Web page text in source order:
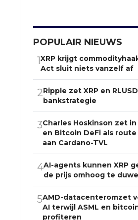
POPULAIR NIEUWS
1XRP krijgt
Act sluit niets vanzelf af
2Ripple zet XRP en
bankstrategie
3Charles Hoskinson zet in
en Bitcoin DeFi als
aan Cardano-TVL
4AI-agents kunnen XRP
de prijs omhoog te
5AMD-datacenteromzet
AI terwijl ASML en
profiteren